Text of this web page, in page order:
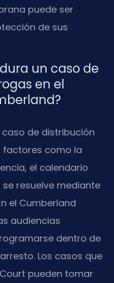
puede ser
de sus
un caso de
en el
de distribución
factores como la
el calendario
resuelve mediante
el Cumberland
audiencias
dentro de
Los casos que
pueden tomar